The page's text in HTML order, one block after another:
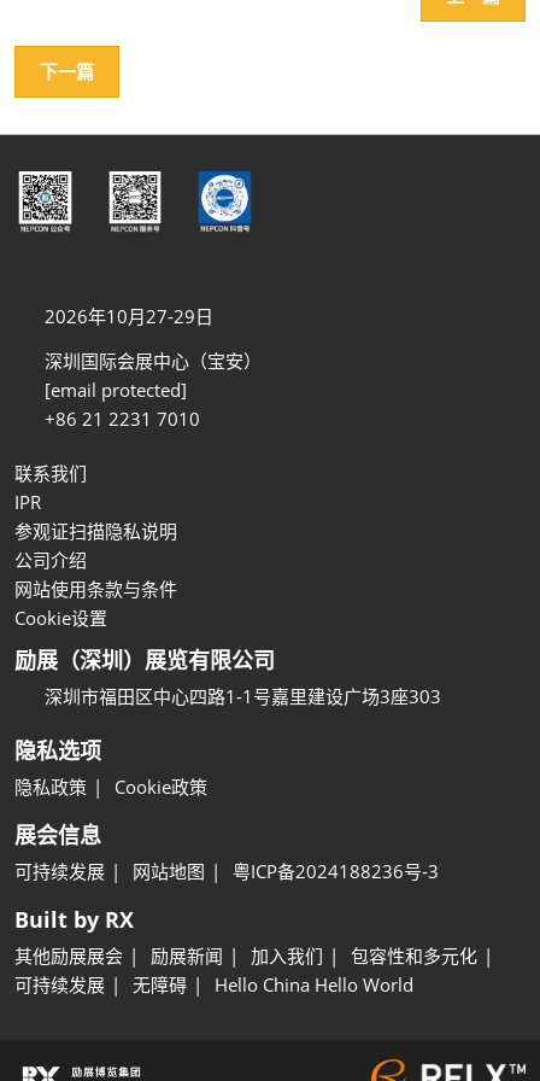
下一篇
2026年10月27-29日
深圳国际会展中心（宝安）
[email protected]
+86 21 2231 7010
联系我们
IPR
参观证扫描隐私说明
公司介绍
网站使用条款与条件
Cookie设置
励展（深圳）展览有限公司
深圳市福田区中心四路1-1号嘉里建设广场3座303
隐私选项
隐私政策 Cookie政策
展会信息
可持续发展 网站地图 粤ICP备2024188236号-3
Built by RX
其他励展展会 励展新闻 加入我们
包容性和多元化
可持续发展
无障碍 Hello China Hello World